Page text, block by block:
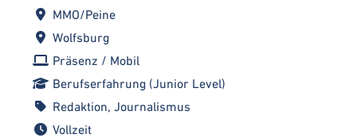
MMO/Peine
Wolfsburg
Präsenz / Mobil
Berufserfahrung (Junior Level)
Redaktion, Journalismus
Vollzeit